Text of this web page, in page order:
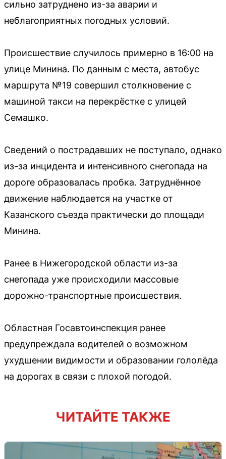
сильно затруднено из-за аварии и
неблагоприятных погодных условий.
Происшествие случилось примерно в 16:00 на
улице Минина. По данным с места, автобус
маршрута №19 совершил столкновение с
машиной такси на перекрёстке с улицей
Семашко.
Сведений о пострадавших не поступало, однако
из-за инцидента и интенсивного снегопада на
дороге образовалась пробка. Затруднённое
движение наблюдается на участке от
Казанского съезда практически до площади
Минина.
Ранее в Нижегородской области из-за
снегопада уже происходили массовые
дорожно-транспортные происшествия.
Областная Госавтоинспекция ранее
предупреждала водителей о возможном
ухудшении видимости и образовании гололёда
на дорогах в связи с плохой погодой.
ЧИТАЙТЕ ТАКЖЕ